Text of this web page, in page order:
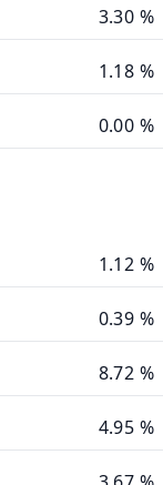
3.30 %
1.18 %
0.00 %
1.12 %
0.39 %
8.72 %
4.95 %